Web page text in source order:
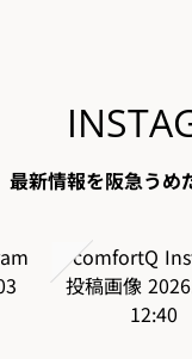
最新情報を阪急うめ